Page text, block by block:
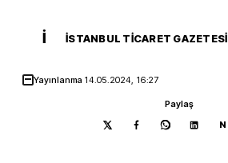
İ İSTANBUL TICARET GAZETESI
Yayınlanma 14.05.2024, 16:27
Paylaş
N